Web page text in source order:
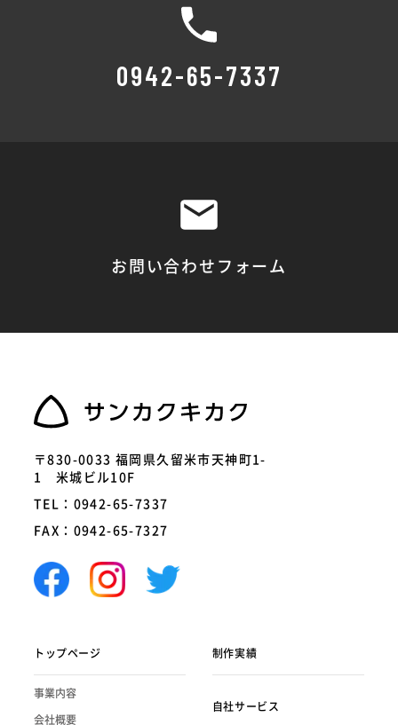
0942-65-7337
お問い合わせフォーム
〒830-0033 福岡県久留米市天神町1-
1 米城ビル10F
TEL：0942-65-7337
FAX：0942-65-7327
トップページ
事業内容
会社概要
制作実績
自社サービス